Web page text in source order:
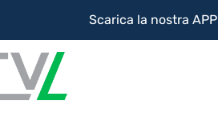
Scarica la nostra APP